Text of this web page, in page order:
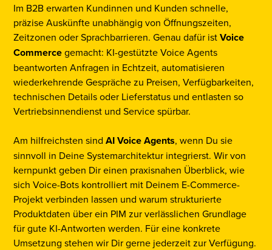
Im B2B erwarten Kundinnen und Kunden schnelle,
präzise Auskünfte unabhängig von Öffnungszeiten,
Zeitzonen oder Sprachbarrieren. Genau dafür istVoice
Commercegemacht: KI-gestützte Voice Agents
beantworten Anfragen in Echtzeit, automatisieren
wiederkehrende Gespräche zu Preisen, Verfügbarkeiten,
technischen Details oder Lieferstatus und entlasten so
Vertriebsinnendienst und Service spürbar.
Am hilfreichsten sindAI Voice Agents, wenn Du sie
sinnvoll in Deine Systemarchitektur integrierst. Wir von
kernpunkt geben Dir einen praxisnahen Überblick, wie
sich Voice-Bots kontrolliert mit Deinem E-Commerce-
Projekt verbinden lassen und warum strukturierte
Produktdaten über ein PIM zur verlässlichen Grundlage
für gute KI-Antworten werden. Für eine konkrete
Umsetzung stehen wir Dir gerne jederzeit zur Verfügung.